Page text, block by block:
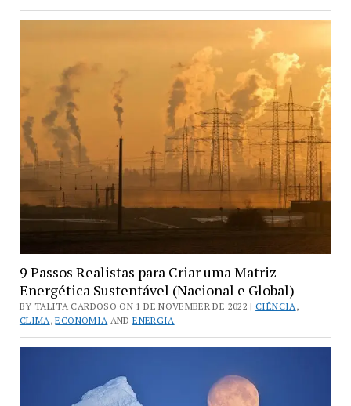
9 Passos Realistas para Criar uma Matriz
Energética Sustentável (Nacional e Global)
BY TALITA CARDOSO ON 1 DE NOVEMBER DE 2022 |CIÊNCIA,
CLIMA,ECONOMIA ANDENERGIA